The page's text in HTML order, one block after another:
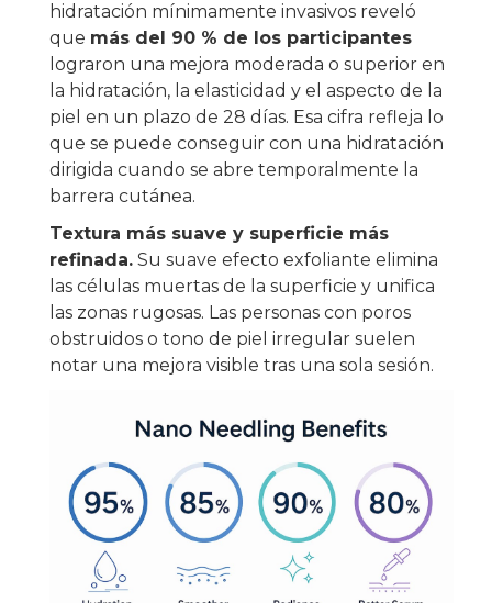
hidratación mínimamente invasivos reveló
que más del 90 % de los participantes
lograron una mejora moderada o superior en
la hidratación, la elasticidad y el aspecto de la
piel en un plazo de 28 días. Esa cifra refleja lo
que se puede conseguir con una hidratación
dirigida cuando se abre temporalmente la
barrera cutánea.
Textura más suave y superficie más
refinada. Su suave efecto exfoliante elimina
las células muertas de la superficie y unifica
las zonas rugosas. Las personas con poros
obstruidos o tono de piel irregular suelen
notar una mejora visible tras una sola sesión.